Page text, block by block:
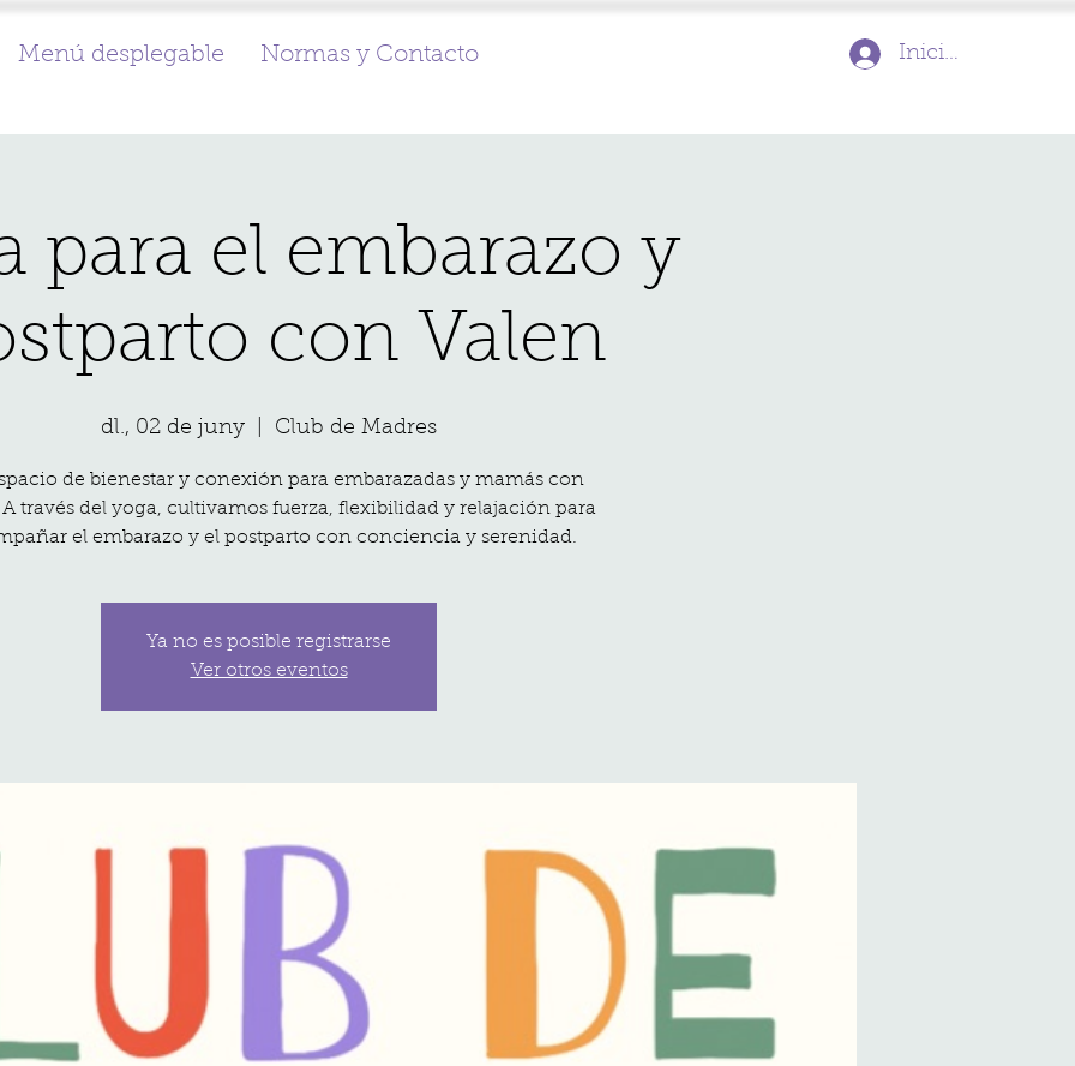
Menú desplegable Normas y Contacto Inicia la sessió
para el embarazo y
con Valen
dl., 02 de juny Club de Madres
de bienestar y conexión para embarazadas y mamás con
A través del yoga, cultivamos fuerza, flexibilidad y relajación para
el embarazo y el postparto con conciencia y serenidad.
Ya no es posible registrarse
Ver otros eventos